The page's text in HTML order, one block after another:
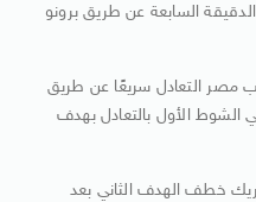
السابعة عن طريق برونو
استطاع منتخب مصر التعادل سريعًا عن طريق
الأول بالتعادل بهدف
خطف الهدف الثاني بعد